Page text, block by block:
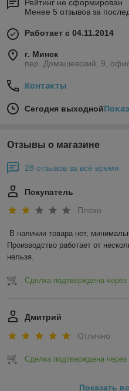
Рейтинг не сформирован
Менее 5 отзывов за
Работает с 04.11.2014
г. Минск
пер. Домашевский, 9,
Контакты
Сегодня выходной
Отзывы о магазине
28 отзывов за всё время
Покупатель
Плохо
В наличии товара нет,
Производство работает от
нельзя.
Сделка подтверждена через
Дмитрий
Отлично
Сделка подтверждена через
Показать